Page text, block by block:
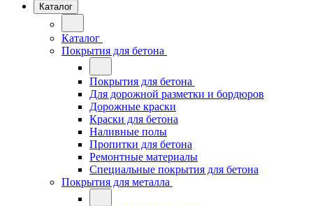
Каталог
Каталог
Покрытия для бетона
Покрытия для бетона
Для дорожной разметки и бордюров
Дорожные краски
Краски для бетона
Наливные полы
Пропитки для бетона
Ремонтные материалы
Специальные покрытия для бетона
Покрытия для металла